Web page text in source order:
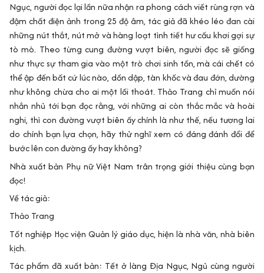
Ngục, người đọc lại lần nữa nhận ra phong cách viết rùng rợn và
đậm chất điện ảnh trong 25 độ âm, tác giả đã khéo léo đan cài
những nút thắt, nút mở và hàng loạt tình tiết hư cấu khơi gợi sự
tò mò. Theo từng cung đường vượt biên, người đọc sẽ giống
như thực sự tham gia vào một trò chơi sinh tồn, mà cái chết có
thể ập đến bất cứ lúc nào, dồn dập, tàn khốc và đau đớn, dường
như không chừa cho ai một lối thoát. Thảo Trang chỉ muốn nói
nhắn nhủ tới bạn đọc rằng, với những ai còn thắc mắc và hoài
nghi, thì con đường vượt biên ấy chính là như thế, nếu tương lai
do chính bạn lựa chọn, hãy thử nghĩ xem có đáng đánh đổi để
bước lên con đường ấy hay không?
Nhà xuất bản Phụ nữ Việt Nam trân trọng giới thiệu cùng bạn
đọc!
Về tác giả:
Thảo Trang
Tốt nghiệp Học viện Quản lý giáo dục, hiện là nhà văn, nhà biên
kịch.
Tác phẩm đã xuất bản: Tết ở làng Địa Ngục, Ngủ cùng người